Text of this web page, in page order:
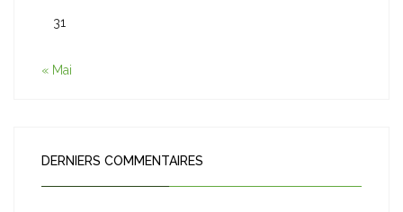
31
« Mai
DERNIERS COMMENTAIRES